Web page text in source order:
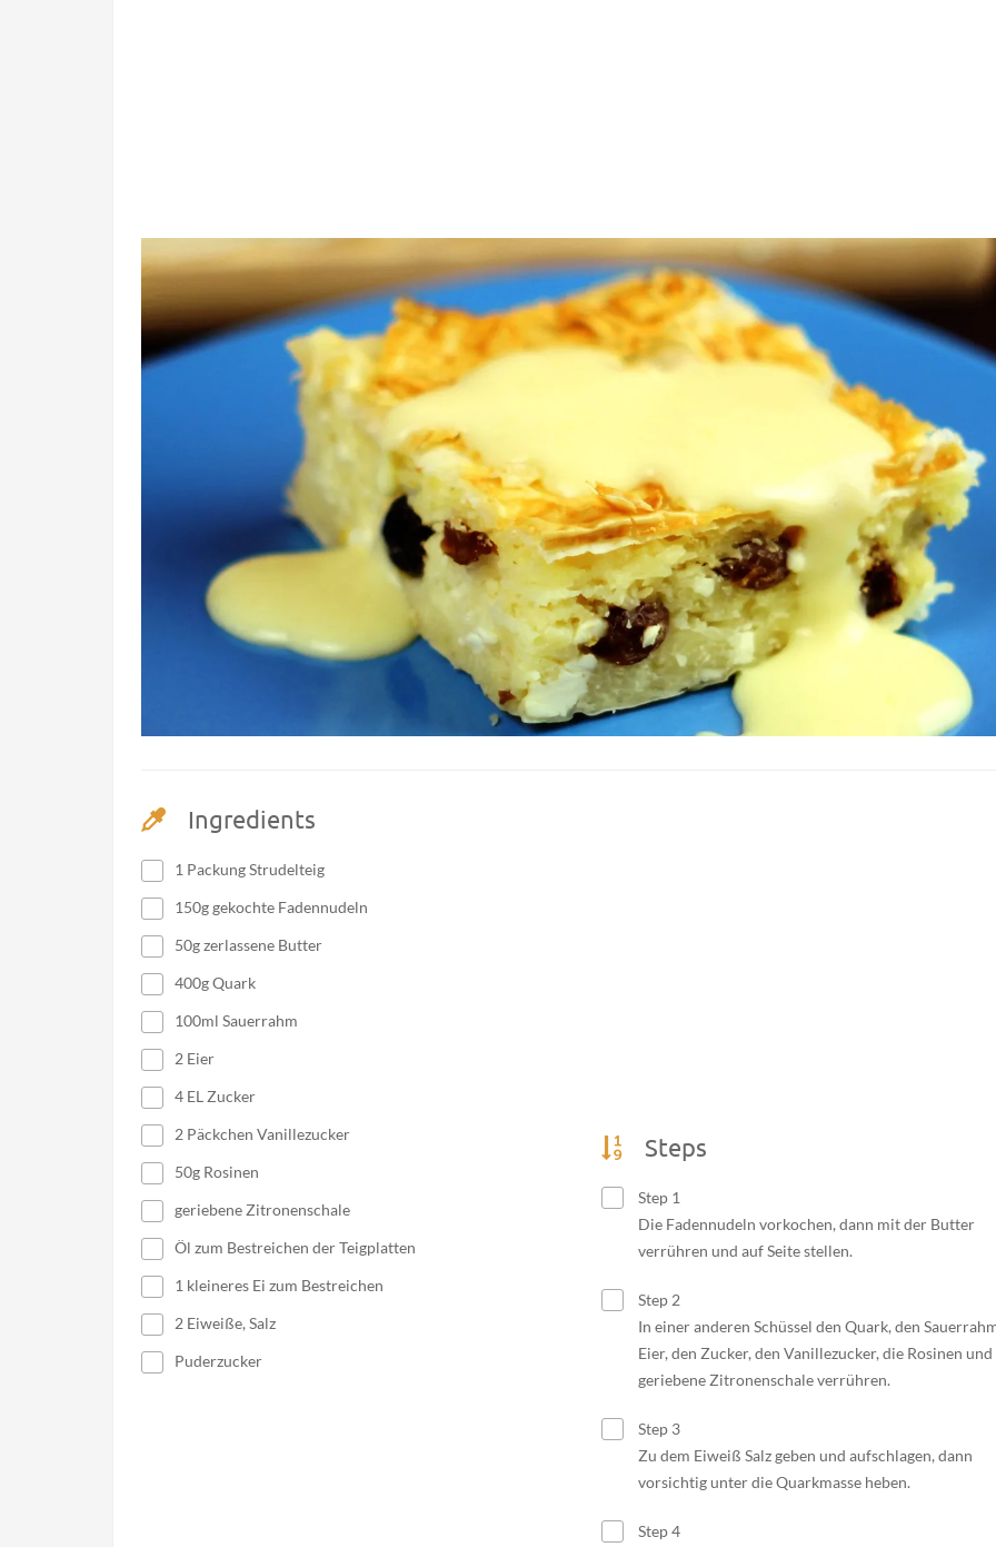
Ingredients
1 Packung Strudelteig
150g gekochte Fadennudeln
50g zerlassene Butter
400g Quark
100ml Sauerrahm
2 Eier
4 EL Zucker
2 Päckchen Vanillezucker
50g Rosinen
geriebene Zitronenschale
Öl zum Bestreichen der Teigplatten
1 kleineres Ei zum Bestreichen
2 Eiweiße, Salz
Puderzucker
Steps
Step 1
Die Fadennudeln vorkochen, dann mit der Butter
verrühren und auf Seite stellen.
Step 2
In einer anderen Schüssel den Quark, den
Eier, den Zucker, den Vanillezucker, die Rosinen und
geriebene Zitronenschale verrühren.
Step 3
Zu dem Eiweiß Salz geben und aufschlagen, dann
vorsichtig unter die Quarkmasse heben.
Step 4